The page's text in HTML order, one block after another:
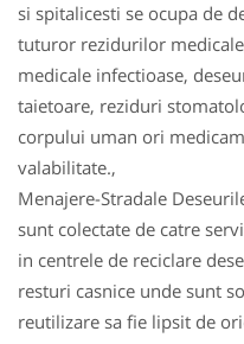
si spitalicesti se ocupa de
tuturor rezidurilor
medicale infectioase,
taietoare, reziduri
corpului uman ori
valabilitate.,
Menajere-Stradale
sunt colectate de catre
in centrele de reciclare
resturi casnice unde sunt
reutilizare sa fie lipsit de